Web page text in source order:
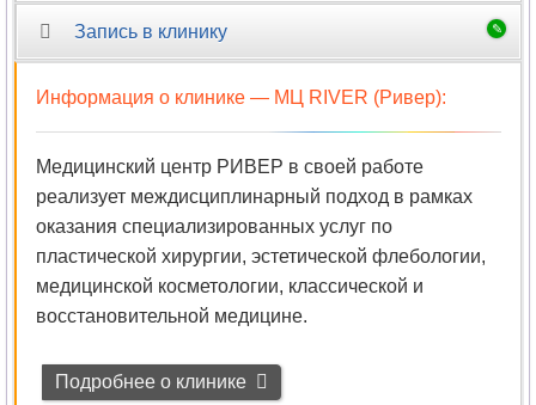
Запись в клинику
Информация о клинике — МЦ RIVER (Ривер):
Медицинский центр РИВЕР в своей работе
реализует междисциплинарный подход в рамках
оказания специализированных услуг по
пластической хирургии, эстетической флебологии,
медицинской косметологии, классической и
восстановительной медицине.
Подробнее о клинике